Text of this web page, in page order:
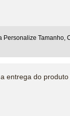
Personalize Tamanho,
entrega do